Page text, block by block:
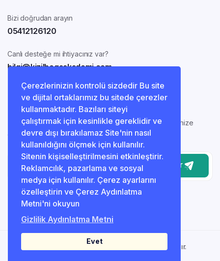
Çerezlerinizin kontrolü sizdedir Bu site
ve dijital ortaklarımız bu sitede çerezler
kullanmaktadır. Bazıları siteyi
çalıştırmak için kesinlikle gereklidir ve
devre dışı bırakılamaz Site'nin nasıl
kullanıldığını ölçmek için kullanılır.
Sitenin kişiselleştirilmesini etkinleştirir.
Reklamcılık, pazarlama ve sosyal
medya için kullanılır. Çerez ayarlarını
özelleştirin ve Çerez Aydınlatma
Metni'ni okuyun
Gizlilik Aydınlatma Metni
Evet
Bizi doğrudan arayın
05412126120
Canlı desteğe mi ihtiyacınız var?
bilgi@kizilbogaakademi.com
Bizimle iletişimde kalın
En son haberleri ve güncellemeleri almak için bültenimize
abone olun!
Gönder
© 2025 Kızılboğa Akademi. Her Hakkı Saklıdır.